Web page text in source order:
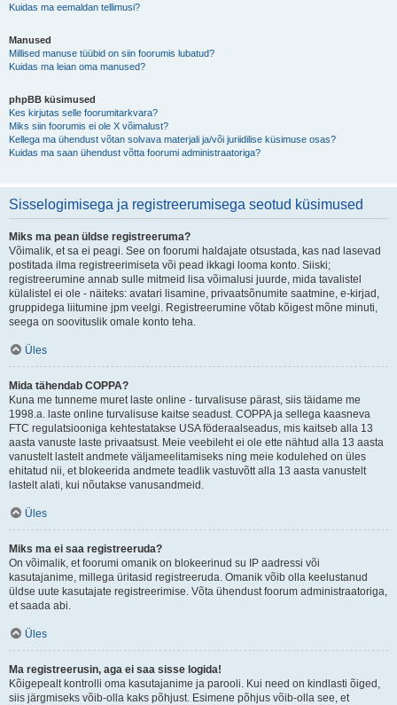
Kuidas ma eemaldan tellimusi?
Manused
Millised manuse tüübid on siin foorumis lubatud?
Kuidas ma leian oma manused?
phpBB küsimused
Kes kirjutas selle foorumitarkvara?
Miks siin foorumis ei ole X võimalust?
Kellega ma ühendust võtan solvava materjali ja/või juriidilise küsimuse osas?
Kuidas ma saan ühendust võtta foorumi administraatoriga?
Sisselogimisega ja registreerumisega seotud küsimused
Miks ma pean üldse registreeruma?
Võimalik, et sa ei peagi. See on foorumi haldajate otsustada, kas nad lasevad
postitada ilma registreerimiseta või pead ikkagi looma konto. Siiski;
registreerumine annab sulle mitmeid lisa võimalusi juurde, mida tavalistel
külalistel ei ole - näiteks: avatari lisamine, privaatsõnumite saatmine, e-kirjad,
gruppidega liitumine jpm veelgi. Registreerumine võtab kõigest mõne minuti,
seega on soovituslik omale konto teha.
Üles
Mida tähendab COPPA?
Kuna me tunneme muret laste online - turvalisuse pärast, siis täidame me
1998.a. laste online turvalisuse kaitse seadust. COPPA ja sellega kaasneva
FTC regulatsiooniga kehtestatakse USA föderaalseadus, mis kaitseb alla 13
aasta vanuste laste privaatsust. Meie veebileht ei ole ette nähtud alla 13 aasta
vanustelt lastelt andmete väljameelitamiseks ning meie kodulehed on üles
ehitatud nii, et blokeerida andmete teadlik vastuvõtt alla 13 aasta vanustelt
lastelt alati, kui nõutakse vanusandmeid.
Üles
Miks ma ei saa registreeruda?
On võimalik, et foorumi omanik on blokeerinud su IP aadressi või
kasutajanime, millega üritasid registreeruda. Omanik võib olla keelustanud
üldse uute kasutajate registreerimise. Võta ühendust foorum administraatoriga,
et saada abi.
Üles
Ma registreerusin, aga ei saa sisse logida!
Kõigepealt kontrolli oma kasutajanime ja parooli. Kui need on kindlasti õiged,
siis järgmiseks võib-olla kaks põhjust. Esimene põhjus võib-olla see, et